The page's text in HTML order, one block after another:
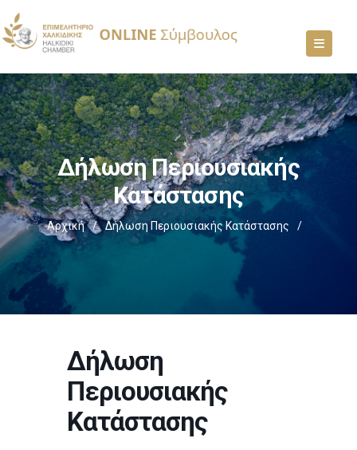
Δήλωση Περιουσιακής
Κατάστασης
Αρχική / Δήλωση Περιουσιακής Κατάστασης /
Δήλωση
Περιουσιακής
Κατάστασης